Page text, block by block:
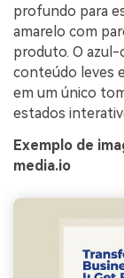
profundo para
amarelo com
produto. O azul-
conteúdo leves
em um único
estados
Exemplo de
media.io